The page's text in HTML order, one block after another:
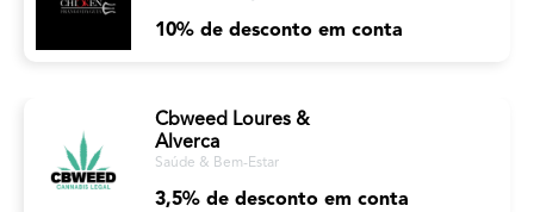
10% de desconto em conta
Cbweed Loures &
Alverca
Saúde & Bem-Estar
3,5% de desconto em conta